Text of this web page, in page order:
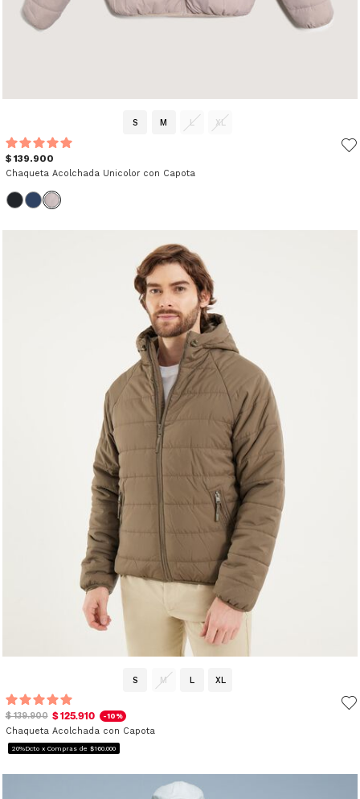
S M L XL
$ 139.900
Chaqueta Acolchada Unicolor con Capota
S M L XL
$ 139.900 $ 125.910 -10%
Chaqueta Acolchada con Capota
20%Dcto x Compras de $160.000